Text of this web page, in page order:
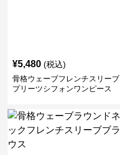
¥5,480 (税込)
骨格ウェーブフレンチスリーブ
プリーツシフォンワンピース